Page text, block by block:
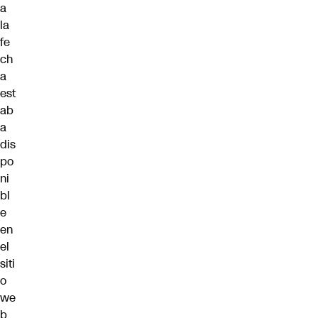
a
la
fe
ch
a
est
ab
a
dis
po
ni
bl
e
en
el
siti
o
we
b